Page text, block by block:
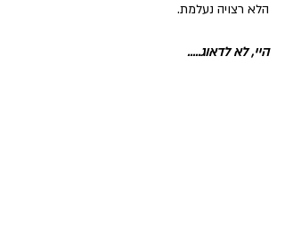
הלא רצויה נעלמת.
היי, לא לדאוג.....